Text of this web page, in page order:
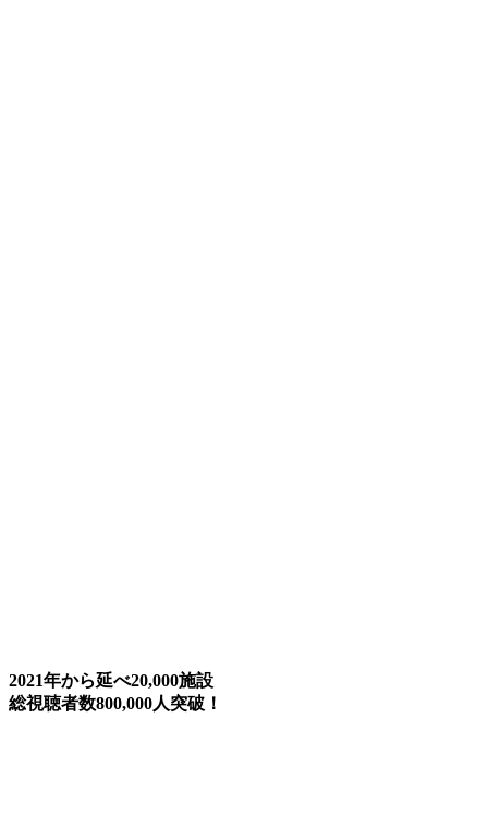
2021年から延べ20,000施設
総視聴者数800,000人突破！